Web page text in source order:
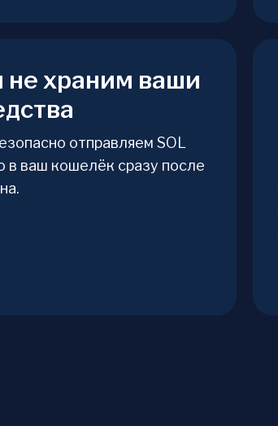
храним ваши
отправляем SOL
в ваш кошелёк сразу после